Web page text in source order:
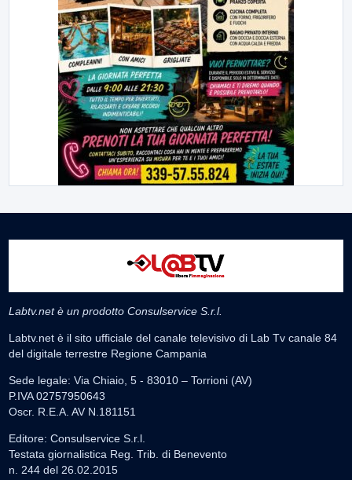
Labtv.net è un prodotto Consulservice S.r.l.
Labtv.net è il sito ufficiale del canale televisivo di Lab Tv canale 84
del digitale terrestre Regione Campania
Sede legale: Via Chiaio, 5 - 83010 – Torrioni (AV)
P.IVA 02757950643
Oscr. R.E.A. AV N.181151
Editore: Consulservice S.r.l.
Testata giornalistica Reg. Trib. di Benevento
n. 244 del 26.02.2015